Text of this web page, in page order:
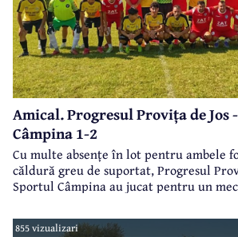
Amical. Progresul Provița de Jos
Câmpina 1-2
Cu multe absențe în lot pentru ambele
căldură greu de suportat, Progresul
Sportul Câmpina au jucat pentru un
855 vizualizari